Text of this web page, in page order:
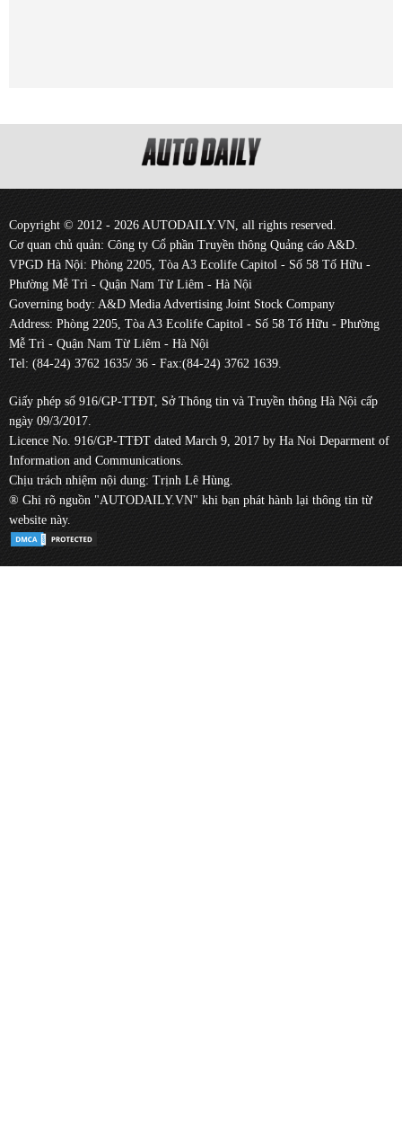
Copyright © 2012 - 2026 AUTODAILY.VN, all rights reserved.
Cơ quan chủ quản: Công ty Cổ phần Truyền thông Quảng cáo A&D.
VPGD Hà Nội: Phòng 2205, Tòa A3 Ecolife Capitol - Số 58 Tố Hữu -
Phường Mễ Trì - Quận Nam Từ Liêm - Hà Nội
Governing body: A&D Media Advertising Joint Stock Company
Address: Phòng 2205, Tòa A3 Ecolife Capitol - Số 58 Tố Hữu - Phường
Mễ Trì - Quận Nam Từ Liêm - Hà Nội
Tel: (84-24) 3762 1635/ 36 - Fax:(84-24) 3762 1639.
Giấy phép số 916/GP-TTĐT, Sở Thông tin và Truyền thông Hà Nội cấp
ngày 09/3/2017.
Licence No. 916/GP-TTĐT dated March 9, 2017 by Ha Noi Deparment of
Information and Communications.
Chịu trách nhiệm nội dung: Trịnh Lê Hùng.
® Ghi rõ nguồn "AUTODAILY.VN" khi bạn phát hành lại thông tin từ
website này.